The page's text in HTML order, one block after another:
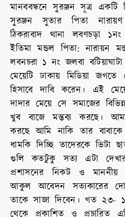
মানববন্ধনে সুরঞ্জন সূত্র
সুরঞ্জন সুতার পিতা
ঠিকরাবাদ থানা লবণচড়া
ইতিমা মন্ডল পিতা: নারায়ন
লবনচরা ১ নং জলবা
মেয়েটি ঢাকায় মিডিয়া
হিসাবে দাবি করেন। এই
দাদার মেয়ে সে সমাজের
খুব বাজে মন্তব্য করছে।
করছে আমি নাকি তার
ধামকি দিচ্ছি তাদেরকে ভিটা
গুলি কতটুকু সত্য এটা
প্রশাসনের নিকট ও মাননীয়
আকুল আবেদন সত্যকারের
তাকে সাজা দিবেন। গত ২৩-
থেকে প্রকাশিত ও